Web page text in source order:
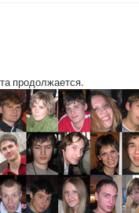
продолжается.